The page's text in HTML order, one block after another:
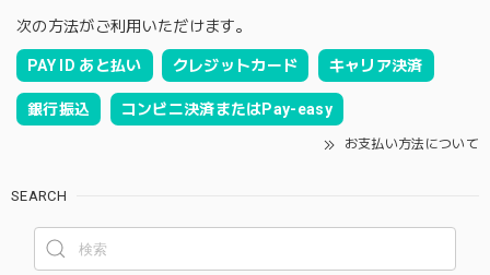
次の方法がご利用いただけます。
PAY ID あと払い クレジットカード キャリア決済
銀行振込 コンビニ決済またはPay-easy
お支払い方法について
SEARCH